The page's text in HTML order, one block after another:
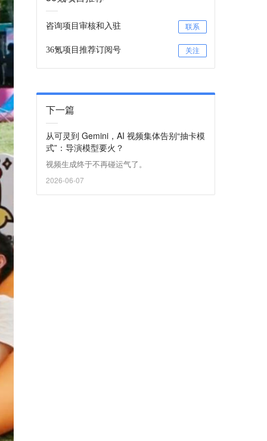
咨询项目审核和入驻 联系
36氪项目推荐订阅号 关注
下一篇
从可灵到 Gemini，AI 视频集体告别“抽卡模
式”：导演模型要火？
视频生成终于不再碰运气了。
2026-06-07